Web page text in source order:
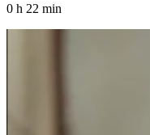
0 h 22 min